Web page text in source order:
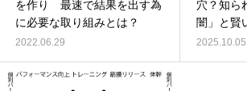
を作り 最速で結果を出す為
に必要な取り組みとは？
2022.06.29
穴？知ら
闇」と賢
2025.10.05